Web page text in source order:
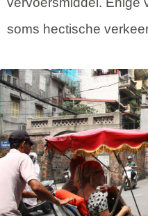
soms hectische